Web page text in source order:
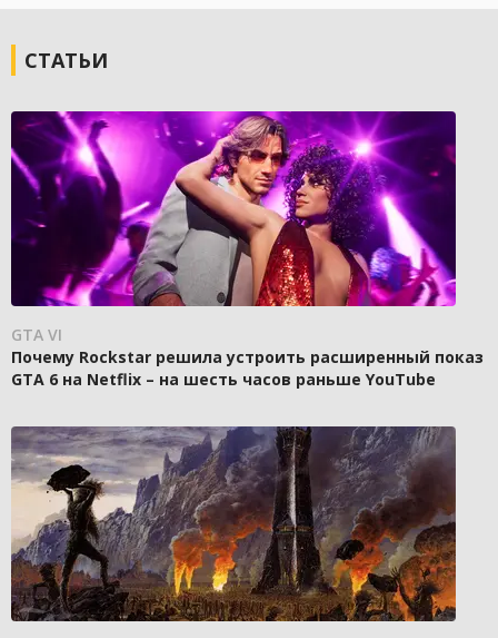
СТАТЬИ
GTA VI
Почему Rockstar решила устроить расширенный показ
GTA 6 на Netflix – на шесть часов раньше YouTube